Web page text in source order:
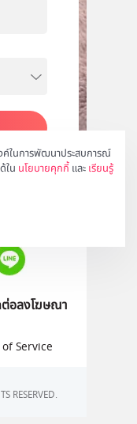
ในการพัฒนาประสบการณ์
ใน นโยบายคุกกี้ และ เรียนรู้
อลงโฆษณา
Service
RESERVED.